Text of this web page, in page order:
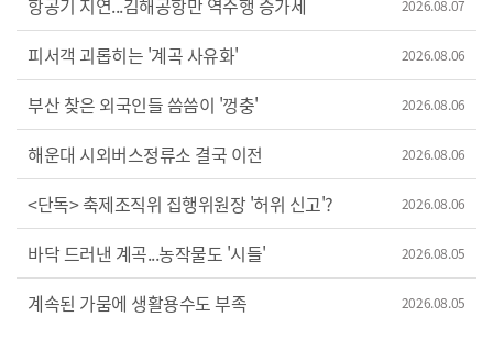
항공기 지연...김해공항만 역주행 증가세 2026.08.07
피서객 괴롭히는 '계곡 사유화' 2026.08.06
부산 찾은 외국인들 씀씀이 '껑충' 2026.08.06
해운대 시외버스정류소 결국 이전 2026.08.06
<단독> 축제조직위 집행위원장 '허위 신고'? 2026.08.06
바닥 드러낸 계곡...농작물도 '시들' 2026.08.05
계속된 가뭄에 생활용수도 부족 2026.08.05